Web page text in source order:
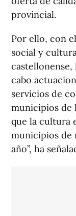
provincial.
Por ello, con
social y
castellonense,
cabo
servicios de
municipios de
que la cultura
municipios de
año”, ha